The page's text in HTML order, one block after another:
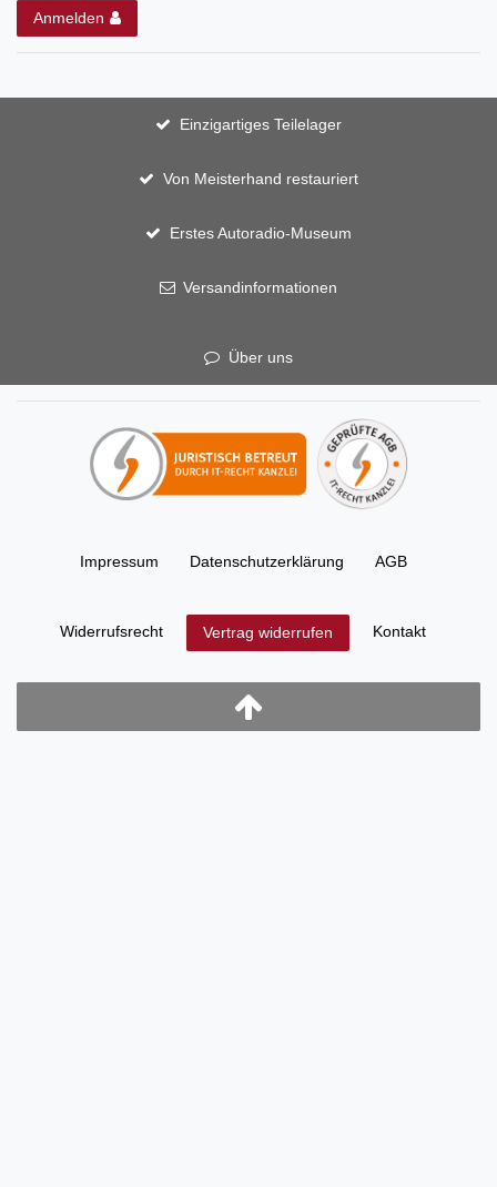
Anmelden
Einzigartiges Teilelager
Von Meisterhand restauriert
Erstes Autoradio-Museum
Versandinformationen
Über uns
Impressum Daten­schutz­erklärung AGB
Widerrufs­recht Vertrag widerrufen Kontakt